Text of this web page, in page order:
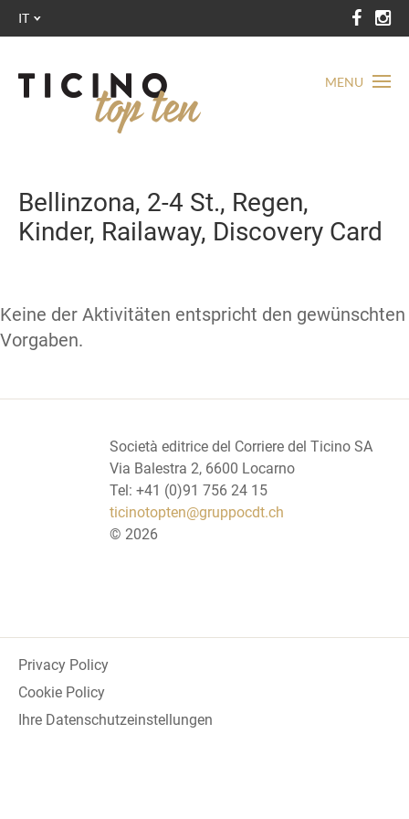
MENU
IT
Bellinzona, 2-4 St., Regen,
Kinder, Railaway, Discovery Card
Keine der Aktivitäten entspricht den gewünschten
Vorgaben.
Società editrice del Corriere del Ticino SA
Via Balestra 2, 6600 Locarno
Tel: +41 (0)91 756 24 15
ticinotopten@gruppocdt.ch
© 2026
Privacy Policy
Cookie Policy
Ihre Datenschutzeinstellungen